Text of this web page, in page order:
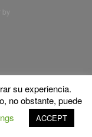
by
su experiencia.
no obstante, puede
ACCEPT